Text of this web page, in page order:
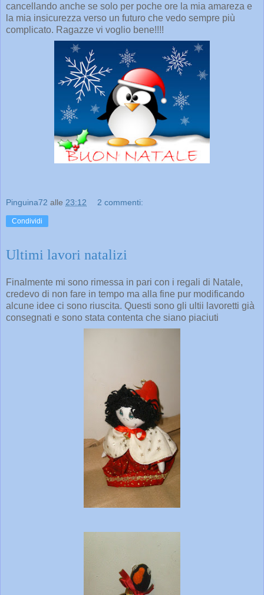
cancellando anche se solo per poche ore la mia amareza e
la mia insicurezza verso un futuro che vedo sempre più
complicato. Ragazze vi voglio bene!!!!
Pinguina72 alle 23:12 2 commenti:
Condividi
Ultimi lavori natalizi
Finalmente mi sono rimessa in pari con i regali di Natale,
credevo di non fare in tempo ma alla fine pur modificando
alcune idee ci sono riuscita. Questi sono gli ultii lavoretti già
consegnati e sono stata contenta che siano piaciuti